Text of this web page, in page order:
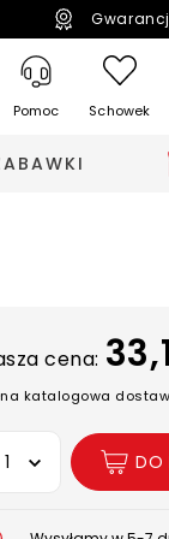
Pomoc Schowek
cena:
katalogowa
opcję
DO